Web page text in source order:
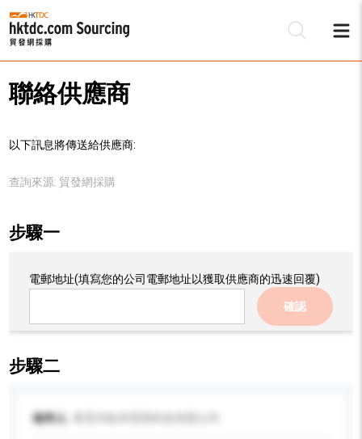
聯絡供應商
以下訊息將傳送給供應商:
查詢來源: 貿發網採購
步驟一
電郵地址(填寫您的公司電郵地址以獲取供應商的迅速回覆)
確認
步驟二
收件人